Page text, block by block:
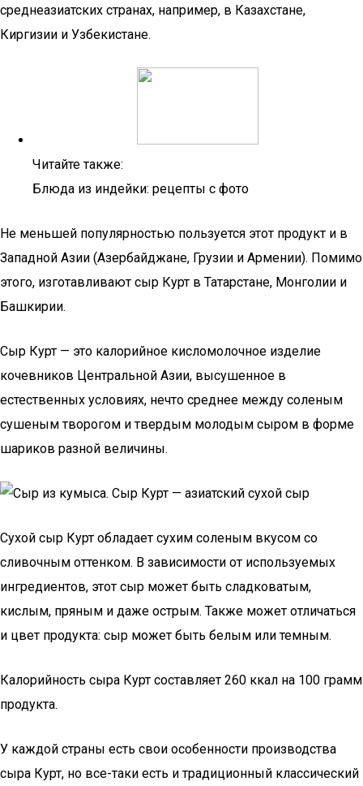
среднеазиатских странах, например, в Казахстане,
Киргизии и Узбекистане.
Читайте также:
Блюда из индейки: рецепты с фото
Не меньшей популярностью пользуется этот продукт и в
Западной Азии (Азербайджане, Грузии и Армении). Помимо
этого, изготавливают сыр Курт в Татарстане, Монголии и
Башкирии.
Сыр Курт — это калорийное кисломолочное изделие
кочевников Центральной Азии, высушенное в
естественных условиях, нечто среднее между соленым
сушеным творогом и твердым молодым сыром в форме
шариков разной величины.
Сухой сыр Курт обладает сухим соленым вкусом со
сливочным оттенком. В зависимости от используемых
ингредиентов, этот сыр может быть сладковатым,
кислым, пряным и даже острым. Также может отличаться
и цвет продукта: сыр может быть белым или темным.
Калорийность сыра Курт составляет 260 ккал на 100 грамм
продукта.
У каждой страны есть свои особенности производства
сыра Курт, но все-таки есть и традиционный классический